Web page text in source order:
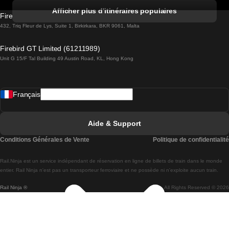
Trains de Lisbonne à Lagos
Trains de Lisbonne à Madrid
Trains de Lisbonne à Braga
Trains de Braga à Lisbonne
Afficher plus d'itinéraires populaires
Firebird GT Limited (OC 1451)
432, Triq Fleur de Lys, Suite 1, Birkirkara, BKR 9061, Malta
Firebird GT Limited (61211989)
Unit G 15/F Tal Building 49 Austin Road, KL, Hong Kong
Rail Ninja ® All Rights Reserved © 2026
Rail.Ninja est un service indépendant de réservation en ligne de billets de train dans le monde
entier. Rail Ninja n'est pas un transporteur ferroviaire et ne possède ni n'exploite aucun train.
Français
Aide & Support
Conditions Générales de Vente Politique de confidentialité